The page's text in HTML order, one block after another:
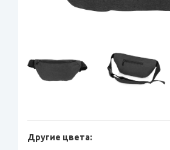
Другие цвета: